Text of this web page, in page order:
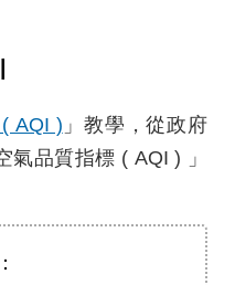
AQI ) 」教學，從政府
品質指標 ( AQI ) 」